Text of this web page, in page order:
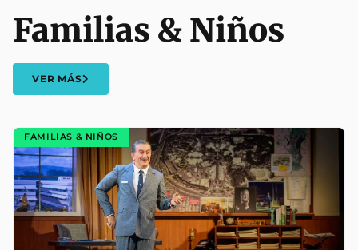
Familias & Niños
VER MÁS
FAMILIAS & NIÑOS